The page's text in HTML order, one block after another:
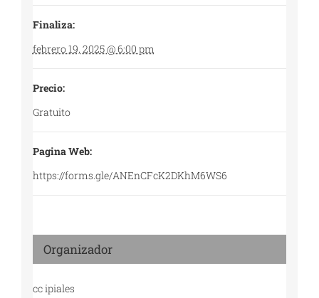
Finaliza:
febrero 19, 2025 @ 6:00 pm
Precio:
Gratuito
Pagina Web:
https://forms.gle/ANEnCFcK2DKhM6WS6
Organizador
cc ipiales